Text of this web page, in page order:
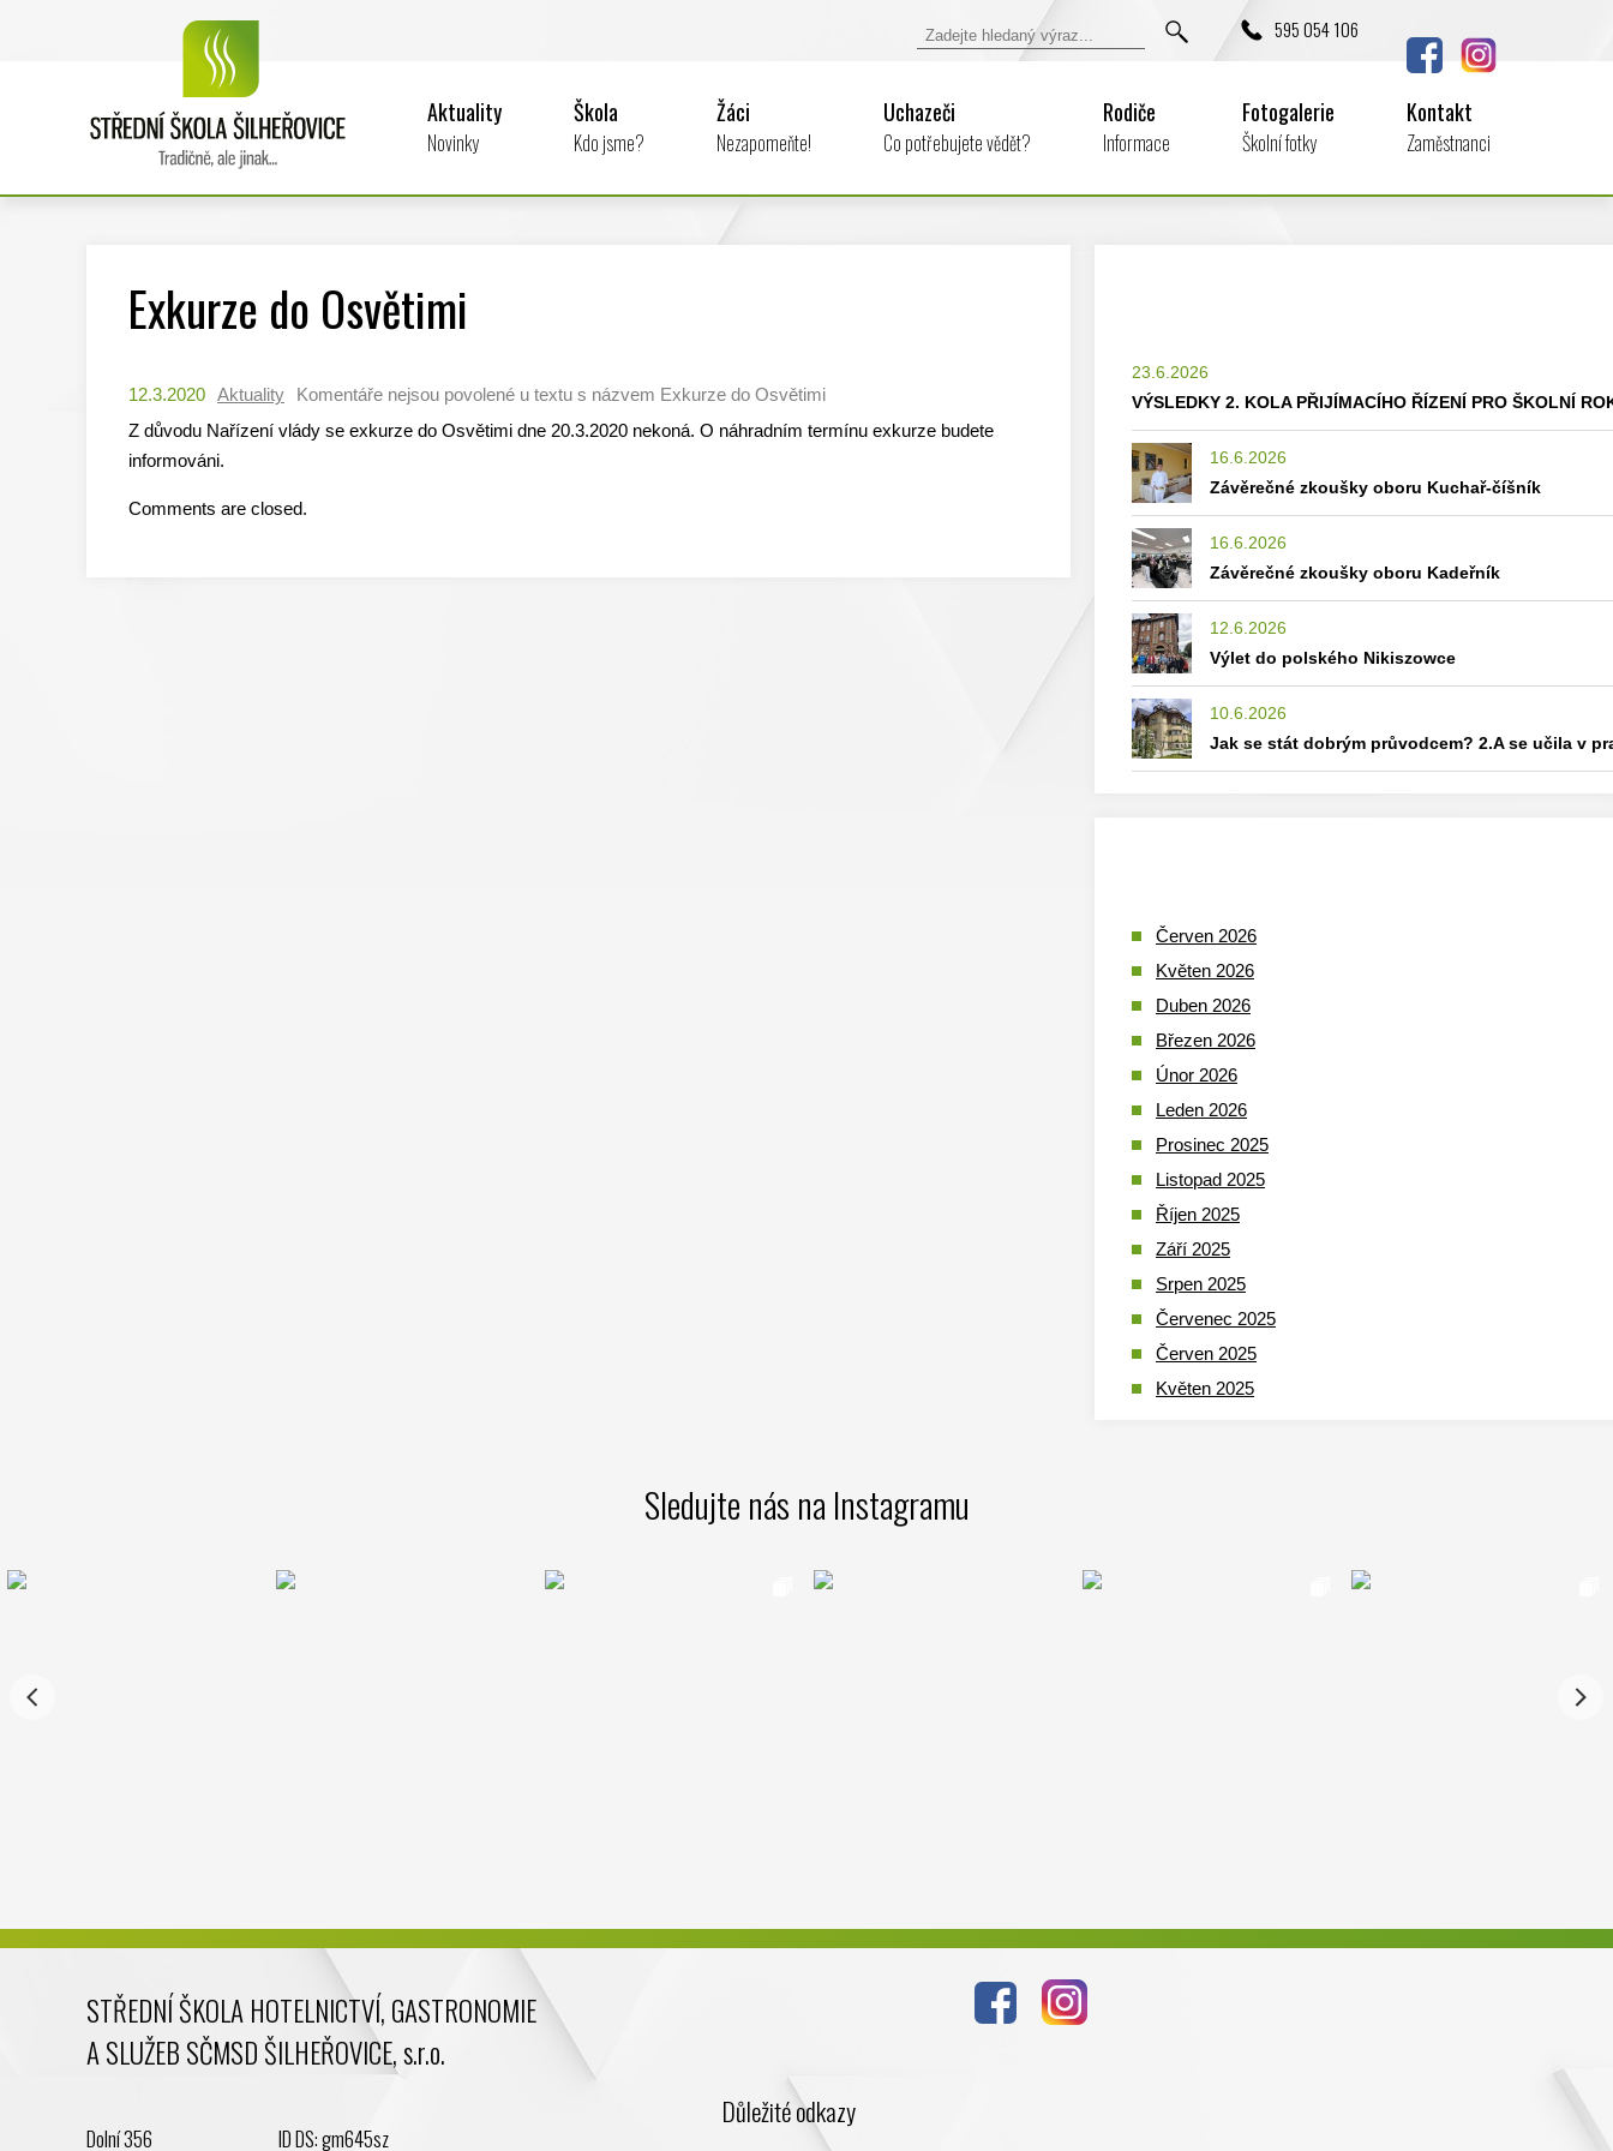
595 054 106
Aktuality
Novinky
Škola
Kdo jsme?
Žáci
Nezapomeňte!
Uchazeči
Co potřebujete vědět?
Rodiče
Informace
Fotogalerie
Školní fotky
Kontakt
Zaměstnanci
Exkurze do Osvětimi
12.3.2020 Aktuality Komentáře nejsou povolené u textu s názvem Exkurze do Osvětimi
Z důvodu Nařízení vlády se exkurze do Osvětimi dne 20.3.2020 nekoná. O náhradním termínu exkurze budete
informováni.
Comments are closed.
23.6.2026
VÝSLEDKY 2. KOLA PŘIJÍMACÍHO ŘÍZENÍ PRO ŠKOLNÍ
16.6.2026
Závěrečné zkoušky oboru Kuchař-číšník
16.6.2026
Závěrečné zkoušky oboru Kadeřník
12.6.2026
Výlet do polského Nikiszowce
10.6.2026
Jak se stát dobrým průvodcem? 2.A se učila v
Červen 2026
Květen 2026
Duben 2026
Březen 2026
Únor 2026
Leden 2026
Prosinec 2025
Listopad 2025
Říjen 2025
Září 2025
Srpen 2025
Červenec 2025
Červen 2025
Květen 2025
Prosinec 2023
Sledujte nás na Instagramu
STŘEDNÍ ŠKOLA HOTELNICTVÍ, GASTRONOMIE
A SLUŽEB SČMSD ŠILHEŘOVICE, s.r.o.
Dolní 356 ID DS: gm645sz
Důležité odkazy